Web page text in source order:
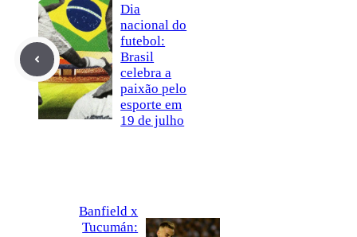
Dia
nacional do
futebol:
Brasil
celebra a
paixão pelo
esporte em
19 de julho
Banfield x
Tucumán: